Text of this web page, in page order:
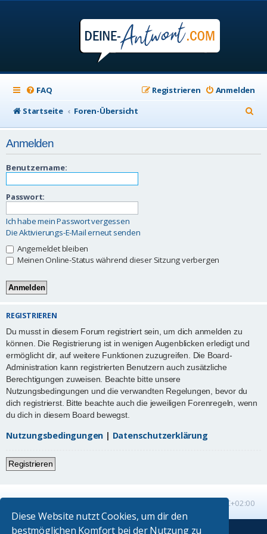
Diese Website nutzt Cookies, um dir den
bestmöglichen Komfort bei der Nutzung zu
FAQ Anmelden
Registrieren
Startseite
Foren-Übersicht
u
Anmelden
Benutzername:
Passwort:
Ich habe mein Passwort vergessen
Die Aktivierungs-E-Mail erneut senden
Angemeldet bleiben
Meinen Online-Status während dieser Sitzung verbergen
REGISTRIEREN
Du musst in diesem Forum registriert sein, um dich anmelden zu
können. Die Registrierung ist in wenigen Augenblicken erledigt und
ermöglicht dir, auf weitere Funktionen zuzugreifen. Die Board-
Administration kann registrierten Benutzern auch zusätzliche
Berechtigungen zuweisen. Beachte bitte unsere
Nutzungsbedingungen und die verwandten Regelungen, bevor du
dich registrierst. Bitte beachte auch die jeweiligen Forenregeln, wenn
du dich in diesem Board bewegst.
Nutzungsbedingungen | Datenschutzerklärung
Registrieren
UTC+02:00